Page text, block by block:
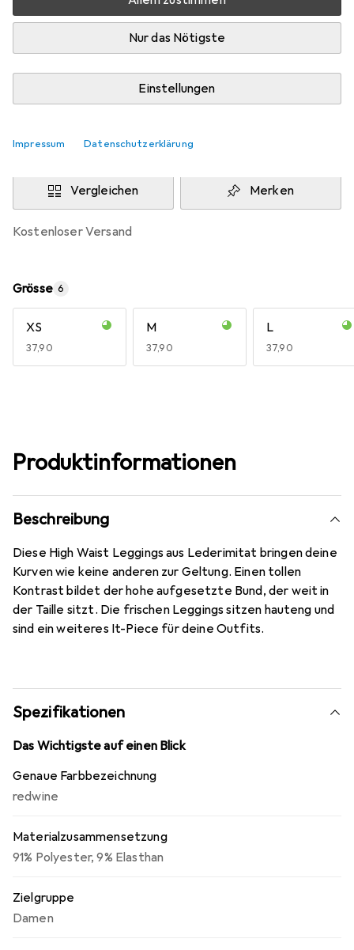
Nur das Nötigste
Einstellungen
Impressum Datenschutzerklärung
Mehr als 10 Stück an Lager beim Drittanbieter
Lieferort angeben für genaue Lieferzeit
StockNet ConnectFR
In den Warenkorb
Vergleichen Merken
kostenloser Versand
Grösse 6
XS
EUR
37,90
M
EUR
37,90
L
EUR
37,90
Produktinformationen
Beschreibung
Diese High Waist Leggings aus Lederimitat bringen deine
Kurven wie keine anderen zur Geltung. Einen tollen
Kontrast bildet der hohe aufgesetzte Bund, der weit in
der Taille sitzt. Die frischen Leggings sitzen hauteng und
sind ein weiteres It-Piece für deine Outfits.
Spezifikationen
Das Wichtigste auf einen Blick
Genaue Farbbezeichnung
redwine
Materialzusammensetzung
91% Polyester, 9% Elasthan
Zielgruppe
Damen